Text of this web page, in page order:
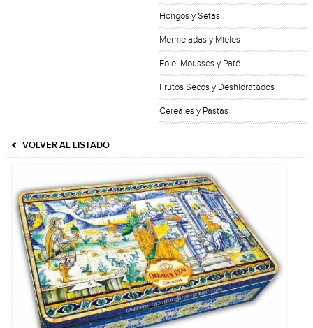
Hongos y Setas
Mermeladas y Mieles
Foie, Mousses y Paté
Frutos Secos y Deshidratados
Cereales y Pastas
VOLVER AL LISTADO